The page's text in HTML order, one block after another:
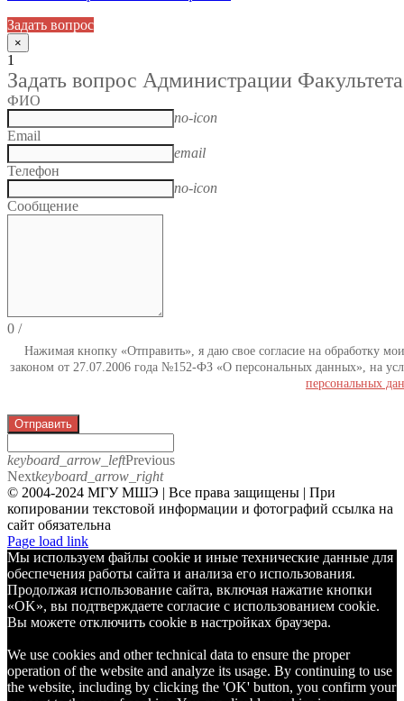
Задать вопрос
×
1
Задать вопрос Администрации Факультета
ФИО
no-icon
Email
email
Телефон
no-icon
Сообщение
0 /
Нажимая кнопку «Отправить», я даю свое согласие на обработку
законом от 27.07.2006 года №152-ФЗ «О персональных данных», на
персональных
Отправить
keyboard_arrow_leftPrevious
Nextkeyboard_arrow_right
© 2004-2024 МГУ МШЭ | Все права защищены | При
копировании текстовой информации и фотографий ссылка на
сайт обязательна
Telegram
Page load link
Мы используем файлы cookie и иные технические данные для
обеспечения работы сайта и анализа его использования.
Продолжая использование сайта, включая нажатие кнопки
«OK», вы подтверждаете согласие с использованием cookie.
Вы можете отключить cookie в настройках браузера.
We use cookies and other technical data to ensure the proper
operation of the website and analyze its usage. By continuing to use
the website, including by clicking the 'OK' button, you confirm your